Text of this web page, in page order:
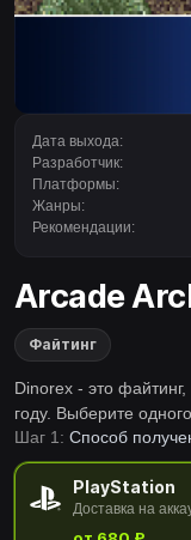
Дата выхода:
Разработчик:
Платформы:
Жанры:
Рекомендации:
Arcade
Файтинг
Dinorex - это
году. Выберите
королевой амазонок,
страны!
форме яйца может
«Arcade Archives»
Шаг 1: Способ
PlayStation
Доставка на